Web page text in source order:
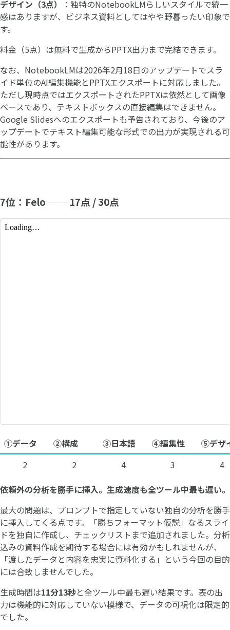
デザイン（3点）
：独特のNotebookLMらしいスタイルで統一
感はありますが、ビジネス資料としてはやや野暮ったい印象で
す。
料金（5点）は無料で生成からPPTX出力まで完結できます。
なお、NotebookLMは2026年2月18日のアップデートでスラ
イド単位のAI編集機能とPPTXエクスポートに対応しました。
ただし現時点ではエクスポートされたPPTXは依然として画像
ベースであり、テキストボックスの直接編集はできません。
Google Slidesへのエクスポートも予告されており、今後のア
ップデートでテキスト編集可能な形式での出力が実現される可
能性があります。
7位：Felo ── 17点 / 30点
①データ ②構成 ③日本語 ④編集性
⑤デザ
2
2 4 3
4
依頼外の分析を勝手に挿入。生成速度も全ツール中最も遅い。
最大の問題は、プロンプトで指定していない独自の分析を勝手
に挿入してくる点です。「勝ちフォーマット仮説」なるスライ
ドを独自に作成し、チェックリストまで追加されました。分析
込みの資料作成を期待する場合には有効かもしれませんが、
「渡したデータと内容を忠実に資料化する」という今回の目的
には合致しませんでした。
生成時間は11分13秒と全ツール中最も遅い結果です。表の出
力は機能的に対応していない模様で、データの可視化は限定的
でした。